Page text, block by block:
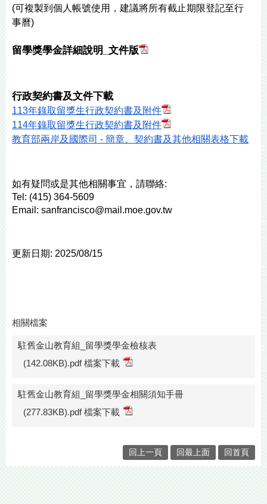
(可複製到個人帳號使用， 建議將所有截止期限登記至行
事曆)
留學獎學金詳細說明_文件版
行政契約書及文件下載
113年錄取留獎生行政契約書及附件
114年錄取留獎生行政契約書及附件
教育部兩岸及國際司 - 簡章、契約書及其他相關表格下載
如有疑問或是其他相關事宜，請聯絡:
Tel: (415) 364-5609
Email: sanfrancisco@mail.moe.gov.tw
更新日期: 2025/08/15
相關檔案
駐舊金山教育組_留學獎學金檢核表
(142.08KB).pdf 檔案下載
駐舊金山教育組_留學獎學金相關須知手冊
(277.83KB).pdf 檔案下載
回上一頁 回最上面 回首頁